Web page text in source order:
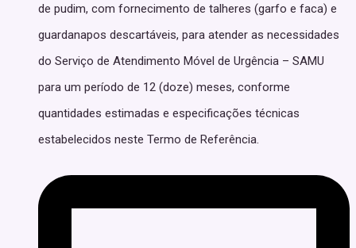
de pudim, com fornecimento de talheres (garfo e faca) e
guardanapos descartáveis, para atender as necessidades
do Serviço de Atendimento Móvel de Urgência – SAMU
para um período de 12 (doze) meses, conforme
quantidades estimadas e especificações técnicas
estabelecidos neste Termo de Referência.